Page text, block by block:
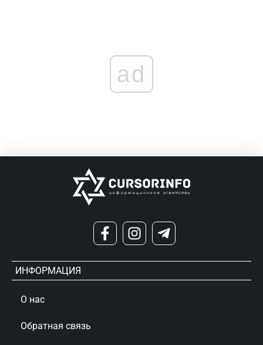
ad
ИНФОРМАЦИЯ
О нас
Обратная связь